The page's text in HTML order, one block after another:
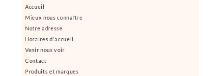
Accueil
Mieux nous connaître
Notre adresse
Horaires d'accueil
Venir nous voir
Contact
Produits et marques